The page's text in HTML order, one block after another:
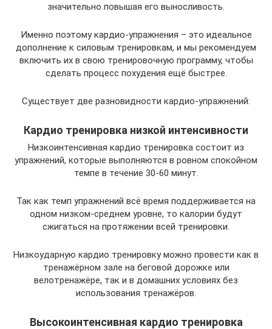
значительно повышая его выносливость.
Именно поэтому кардио-упражнения – это идеальное
дополнение к силовым тренировкам, и мы рекомендуем
включить их в свою тренировочную программу, чтобы
сделать процесс похудения ещё быстрее.
Существует две разновидности кардио-упражнений:
Кардио тренировка низкой интенсивности
Низкоинтенсивная кардио тренировка состоит из
упражнений, которые выполняются в ровном спокойном
темпе в течение 30-60 минут.
Так как темп упражнений всё время поддерживается на
одном низком-среднем уровне, то калории будут
сжигаться на протяжении всей тренировки.
Низкоударную кардио тренировку можно провести как в
тренажёрном зале на беговой дорожке или
велотренажёре, так и в домашних условиях без
использования тренажёров.
Высокоинтенсивная кардио тренировка